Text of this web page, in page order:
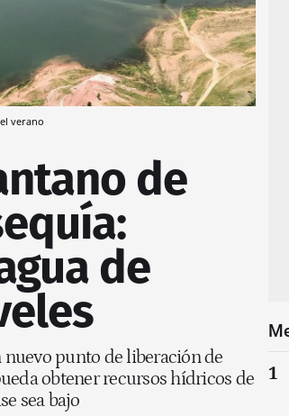
verano
de
de
punto de liberación de
obtener recursos hídricos de
sea bajo